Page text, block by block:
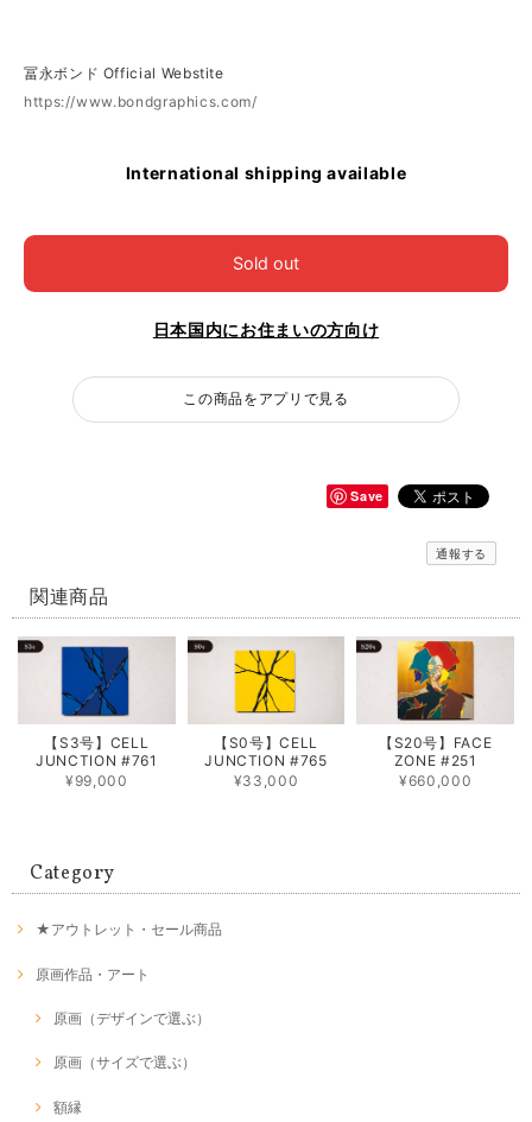
冨永ボンド Official Webstite
https://www.bondgraphics.com/
International shipping available
Sold out
日本国内にお住まいの方向け
この商品をアプリで見る
Save
通報する
関連商品
【S3号】CELL
JUNCTION #761
¥99,000
【S0号】CELL
JUNCTION #765
¥33,000
【S20号】FACE
ZONE #251
¥660,000
Category
★アウトレット・セール商品
原画作品・アート
原画（デザインで選ぶ）
原画（サイズで選ぶ）
額縁